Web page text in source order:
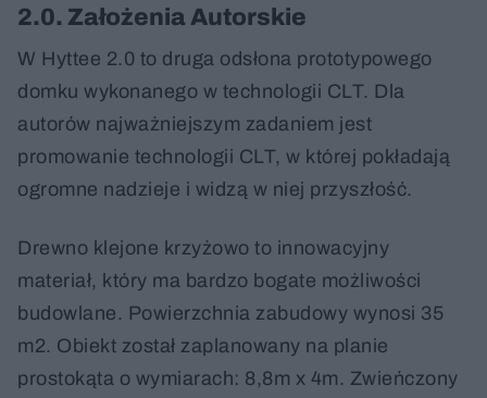
2.0. Założenia Autorskie
W Hyttee 2.0 to druga odsłona prototypowego
domku wykonanego w technologii CLT. Dla
autorów najważniejszym zadaniem jest
promowanie technologii CLT, w której pokładają
ogromne nadzieje i widzą w niej przyszłość.
Drewno klejone krzyżowo to innowacyjny
materiał, który ma bardzo bogate możliwości
budowlane. Powierzchnia zabudowy wynosi 35
m2. Obiekt został zaplanowany na planie
prostokąta o wymiarach: 8,8m x 4m. Zwieńczony